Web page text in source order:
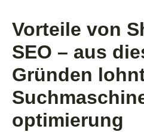
Vorteile von
SEO – aus
Gründen
optimierung